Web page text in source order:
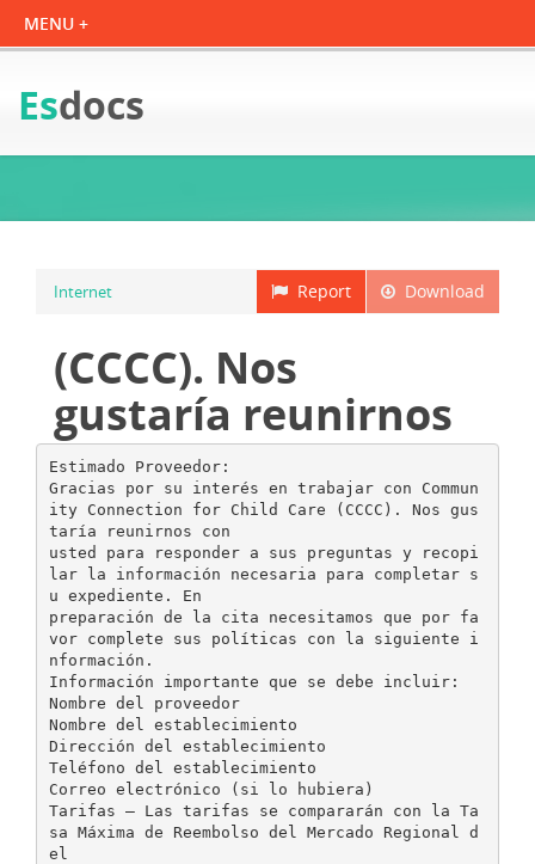
Esdocs
Download
Report
Internet
(CCCC). Nos
gustaría reunirnos
Estimado Proveedor:
Gracias por su interés en trabajar con Commun
ity Connection for Child Care (CCCC). Nos gus
taría reunirnos con
usted para responder a sus preguntas y recopi
lar la información necesaria para completar s
u expediente. En
preparación de la cita necesitamos que por fa
vor complete sus políticas con la siguiente i
nformación.
Información importante que se debe incluir:
Nombre del proveedor
Nombre del establecimiento
Dirección del establecimiento
Teléfono del establecimiento
Correo electrónico (si lo hubiera)
Tarifas – Las tarifas se compararán con la Ta
sa Máxima de Reembolso del Mercado Regional d
el